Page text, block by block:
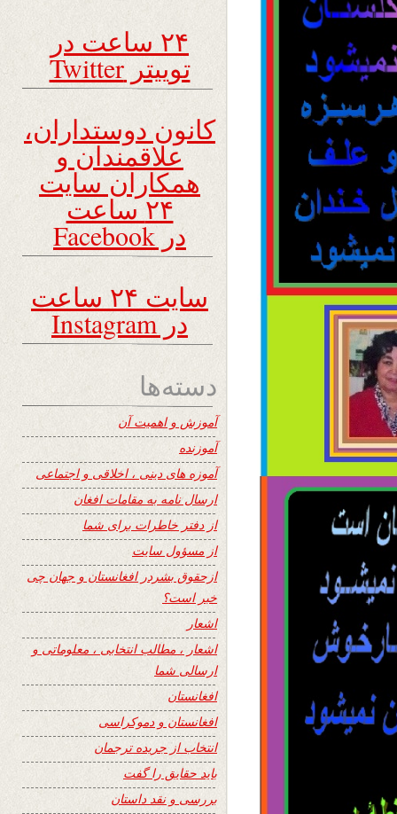
۲۴ ساعت در
توییتر Twitter
کانون دوستداران،
علاقمندان و
همکاران سایت
۲۴ ساعت
در Facebook
سایت ۲۴ ساعت
در Instagram
دسته‌ها
آموزش و اهمیت آن
آموزنده
آموزه های دینی ، اخلاقی و اجتماعی
ارسال نامه به مقامات افغان
از دفتر خاطرات برای شما
از مسؤول سایت
ازحقوق بشردر افغانستان و جهان چی
خبر است؟
اشعار
اشعار ، مطالب انتخابی ، معلوماتی و
ارسالی شما
افغانستان
افغانستان و دموکراسی
انتخاب از جریده ترجمان
باید حقایق را گفت
بررسی و نقد داستان